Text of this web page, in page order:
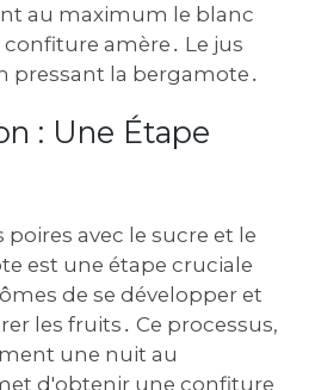
au maximum le blanc
amère․ Le jus
pressant la bergamote․
: Une Étape
avec le sucre et le
est une étape cruciale
de se développer et
les fruits․ Ce processus,
une nuit au
d'obtenir une confiture